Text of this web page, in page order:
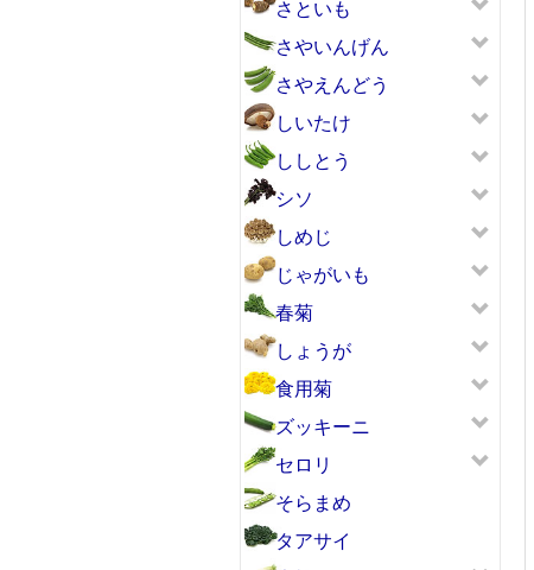
さといも
さやいんげん
さやえんどう
しいたけ
ししとう
シソ
しめじ
じゃがいも
春菊
しょうが
食用菊
ズッキーニ
セロリ
そらまめ
タアサイ